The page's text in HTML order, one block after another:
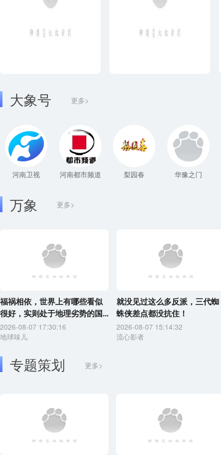
大象号 更多>
河南卫视 河南都市频道 梨园春 华豫之门
更多>
万象
福祸相依，世界上有哪些看似
很好，实则处于地理劣势的国...
2026-08-07 17:30:16
地球味儿
就没见过这么多反派，三代蜘
蛛侠差点都没抗住！
2026-08-07 15:14:32
流心影者
专题策划 更多>